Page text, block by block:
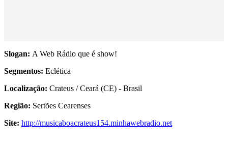
Slogan: A Web Rádio que é show!
Segmentos: Eclética
Localização: Crateus / Ceará (CE) - Brasil
Região: Sertões Cearenses
Site: http://musicaboacrateus154.minhawebradio.net